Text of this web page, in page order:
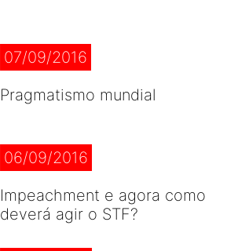
07/09/2016
Pragmatismo mundial
06/09/2016
Impeachment e agora como
deverá agir o STF?